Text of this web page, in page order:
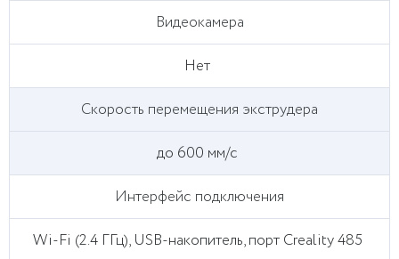
Видеокамера
Нет
Скорость перемещения экструдера
до 600 мм/с
Интерфейс подключения
Wi-Fi (2.4 ГГц), USB-накопитель, порт Creality 485